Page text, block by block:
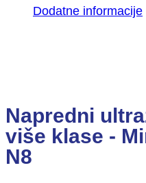
Dodatne informacije
Napredni
više klase -
N8